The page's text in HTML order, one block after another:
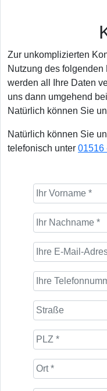
Zur unkomplizierten
Nutzung des
werden all Ihre Daten
uns dann umgehend
Natürlich können Sie
Natürlich können Sie
telefonisch unter 01516